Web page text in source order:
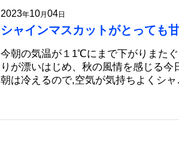
2023年10月 04日
シャインマスカットがとっても
今朝の気温が１1℃にまで下がりまた
りが漂いはじめ、秋の風情を感じる
朝は冷えるので,空気が気持ちよくシ